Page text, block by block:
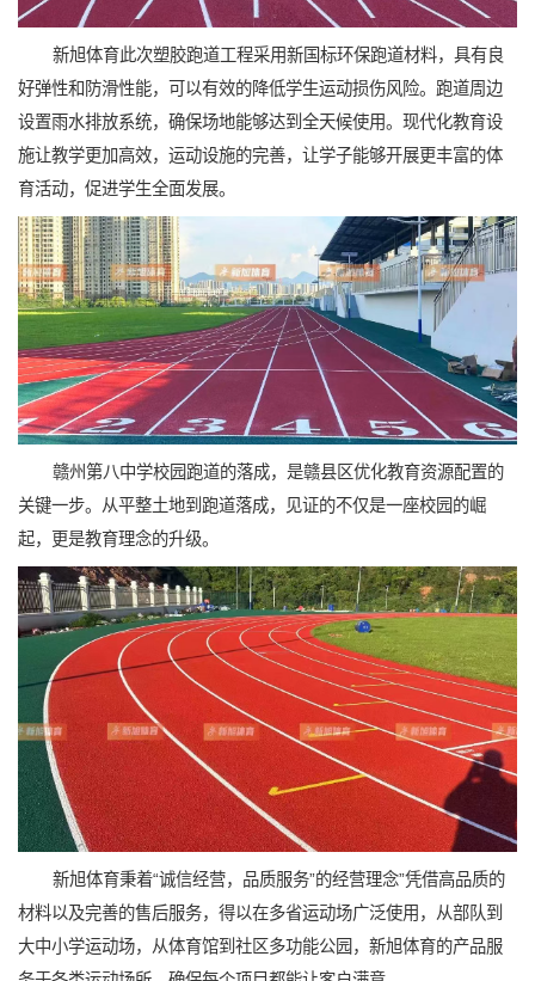
新旭体育此次塑胶跑道工程采用新国标环保跑道材料，具有良
好弹性和防滑性能，可以有效的降低学生运动损伤风险。跑道周边
设置雨水排放系统，确保场地能够达到全天候使用。现代化教育设
施让教学更加高效，运动设施的完善，让学子能够开展更丰富的体
育活动，促进学生全面发展。
赣州第八中学校园跑道的落成，是赣县区优化教育资源配置的
关键一步。从平整土地到跑道落成，见证的不仅是一座校园的崛
起，更是教育理念的升级。
新旭体育秉着“诚信经营，品质服务”的经营理念”凭借高品质的
材料以及完善的售后服务，得以在多省运动场广泛使用，从部队到
大中小学运动场，从体育馆到社区多功能公园，新旭体育的产品服